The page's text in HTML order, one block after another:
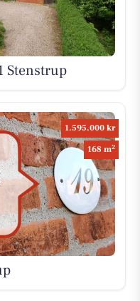
Stenstrup
1.595.000 kr
168 m2